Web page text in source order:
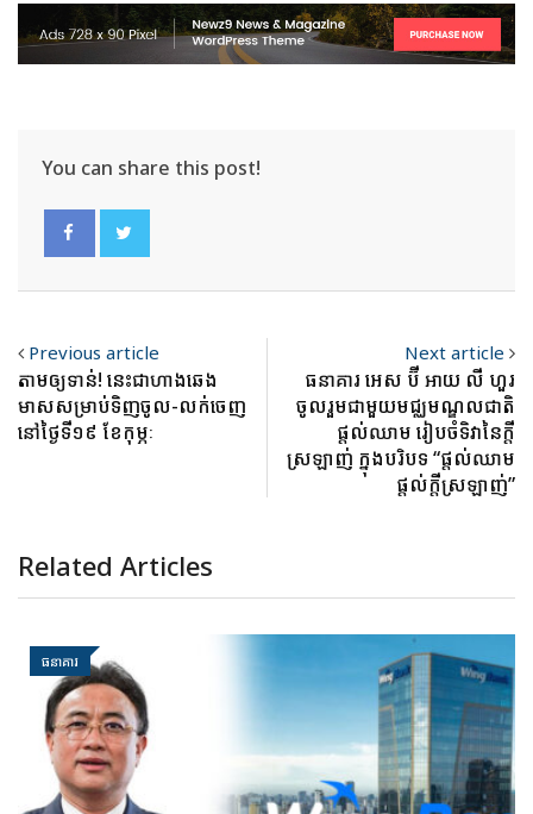
You can share this post!
Previous article
តាមឲ្យទាន់! នេះជាហាងឆេង
មាសសម្រាប់ទិញចូល-លក់ចេញ
នៅថ្ងៃទី១៩ ខែកុម្ភៈ
Next article
ធនាគារ អេស ប៊ី អាយ លី ហួរ
ចូលរួមជាមួយមជ្ឈមណ្ឌលជាតិ
ផ្តល់ឈាម រៀបចំទិវានៃក្តី
ស្រឡាញ់ ក្នុងបរិបទ “ផ្តល់ឈាម
ផ្តល់ក្តីស្រឡាញ់”
Related Articles
ធនាគារ